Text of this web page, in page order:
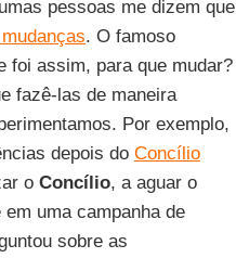
pessoas me dizem que
. O famoso
foi assim, para que mudar?
fazê-las de maneira
Por exemplo,
depois do Concílio
o Concílio, a aguar o
uma campanha de
sobre as